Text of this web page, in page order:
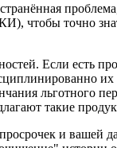
чтобы точно
Если есть
льготного
такие
и вашей